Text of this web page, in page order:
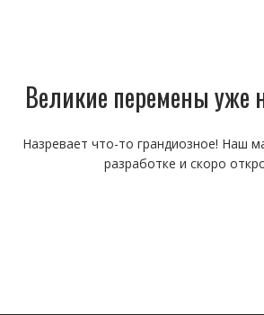
Великие перемены уже
Назревает что-то грандиозное! Наш
разработке и скоро